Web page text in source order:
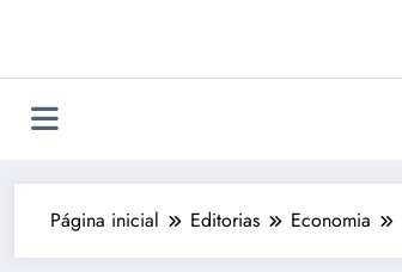
Página inicial Editorias Economia